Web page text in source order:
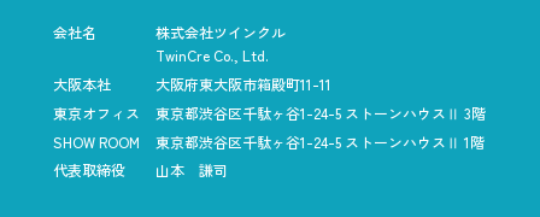
会社名
株式会社ツインクル
TwinCre Co., Ltd.
大阪本社
大阪府東大阪市箱殿町11-11
東京オフィス
東京都渋谷区千駄ヶ谷1-24-5 ストーンハウスⅡ 3階
SHOW ROOM
東京都渋谷区千駄ヶ谷1-24-5 ストーンハウスⅡ 1階
代表取締役
山本 謙司